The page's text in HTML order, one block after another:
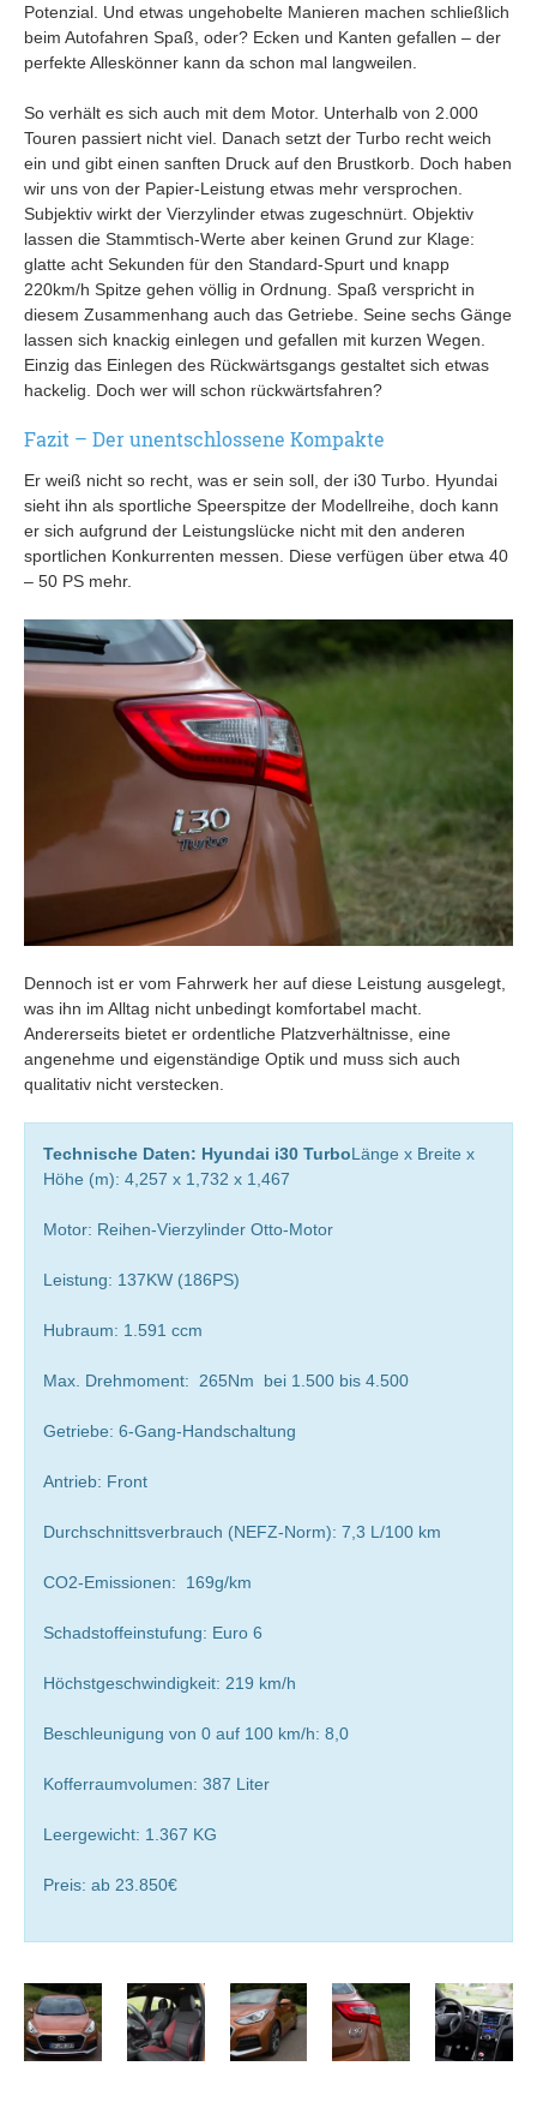
Potenzial. Und etwas ungehobelte Manieren machen schließlich
beim Autofahren Spaß, oder? Ecken und Kanten gefallen – der
perfekte Alleskönner kann da schon mal langweilen.
So verhält es sich auch mit dem Motor. Unterhalb von 2.000
Touren passiert nicht viel. Danach setzt der Turbo recht weich
ein und gibt einen sanften Druck auf den Brustkorb. Doch haben
wir uns von der Papier-Leistung etwas mehr versprochen.
Subjektiv wirkt der Vierzylinder etwas zugeschnürt. Objektiv
lassen die Stammtisch-Werte aber keinen Grund zur Klage:
glatte acht Sekunden für den Standard-Spurt und knapp
220km/h Spitze gehen völlig in Ordnung. Spaß verspricht in
diesem Zusammenhang auch das Getriebe. Seine sechs Gänge
lassen sich knackig einlegen und gefallen mit kurzen Wegen.
Einzig das Einlegen des Rückwärtsgangs gestaltet sich etwas
hackelig. Doch wer will schon rückwärtsfahren?
Fazit – Der unentschlossene Kompakte
Er weiß nicht so recht, was er sein soll, der i30 Turbo. Hyundai
sieht ihn als sportliche Speerspitze der Modellreihe, doch kann
er sich aufgrund der Leistungslücke nicht mit den anderen
sportlichen Konkurrenten messen. Diese verfügen über etwa 40
– 50 PS mehr.
Dennoch ist er vom Fahrwerk her auf diese Leistung ausgelegt,
was ihn im Alltag nicht unbedingt komfortabel macht.
Andererseits bietet er ordentliche Platzverhältnisse, eine
angenehme und eigenständige Optik und muss sich auch
qualitativ nicht verstecken.
Technische Daten: Hyundai i30 TurboLänge x Breite x
Höhe (m): 4,257 x 1,732 x 1,467
Motor: Reihen-Vierzylinder Otto-Motor
Leistung: 137KW (186PS)
Hubraum: 1.591 ccm
Max. Drehmoment: 265Nm bei 1.500 bis 4.500
Getriebe: 6-Gang-Handschaltung
Antrieb: Front
Durchschnittsverbrauch (NEFZ-Norm): 7,3 L/100 km
CO2-Emissionen: 169g/km
Schadstoffeinstufung: Euro 6
Höchstgeschwindigkeit: 219 km/h
Beschleunigung von 0 auf 100 km/h: 8,0
Kofferraumvolumen: 387 Liter
Leergewicht: 1.367 KG
Preis: ab 23.850€